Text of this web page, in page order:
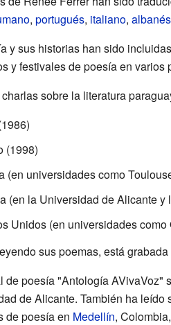
, portugués, italiano, albanés
y sus historias han sido
y festivales de poesía en varios
sobre la literatura
(1998)
(en universidades como
(en la Universidad de Alicante y
Unidos (en universidades
sus poemas, está
de poesía "Antología AVivaVoz"
de Alicante. También ha
de poesía en Medellín,